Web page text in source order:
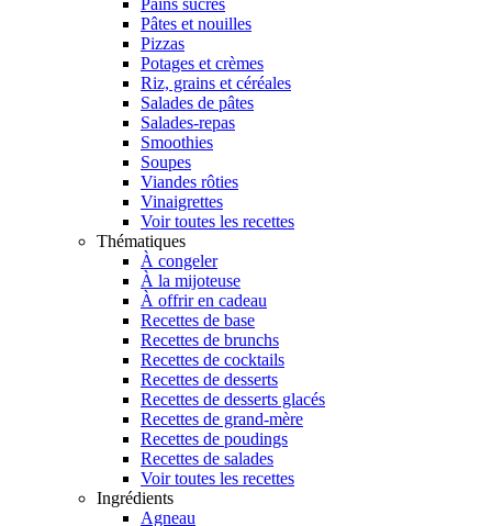
Pains sucrés
Pâtes et nouilles
Pizzas
Potages et crèmes
Riz, grains et céréales
Salades de pâtes
Salades-repas
Smoothies
Soupes
Viandes rôties
Vinaigrettes
Voir toutes les recettes
Thématiques
À congeler
À la mijoteuse
À offrir en cadeau
Recettes de base
Recettes de brunchs
Recettes de cocktails
Recettes de desserts
Recettes de desserts glacés
Recettes de grand-mère
Recettes de poudings
Recettes de salades
Voir toutes les recettes
Ingrédients
Agneau